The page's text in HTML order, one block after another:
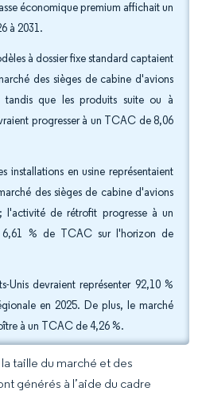
économique premium affichait un
à 2031.
à dossier fixe standard captaient
des sièges de cabine d'avions
tandis que les produits suite ou à
progresser à un TCAC de 8,06
installations en usine représentaient
des sièges de cabine d'avions
l'activité de rétrofit progresse à un
% de TCAC sur l'horizon de
Unis devraient représenter 92,10 %
en 2025. De plus, le marché
à un TCAC de 4,26 %.
taille du marché et des
générés à l’aide du cadre